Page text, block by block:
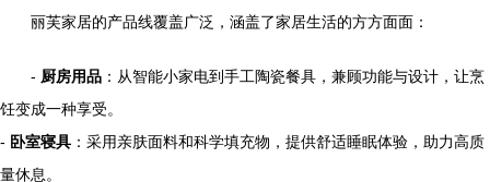
丽芙家居的产品线覆盖广泛，涵盖了家居生活的方方面面：
- 厨房用品 ：从智能小家电到手工陶瓷餐具，兼顾功能与设计，让烹
饪变成一种享受。
- 卧室寝具 ：采用亲肤面料和科学填充物，提供舒适睡眠体验，助力高质
量休息。